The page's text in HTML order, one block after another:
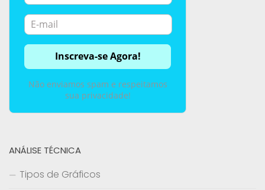
Não enviamos spam e respeitamos
sua privacidade!
ANÁLISE TÉCNICA
Tipos de Gráficos